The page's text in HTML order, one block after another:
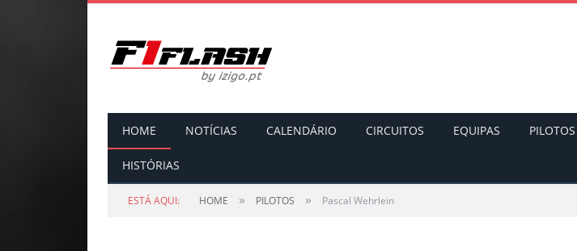
HOME NOTÍCIAS CALENDÁRIO CIRCUITOS EQUIPAS PILOTOS
HISTÓRIAS
ESTÁ AQUI: HOME » PILOTOS » Pascal Wehrlein